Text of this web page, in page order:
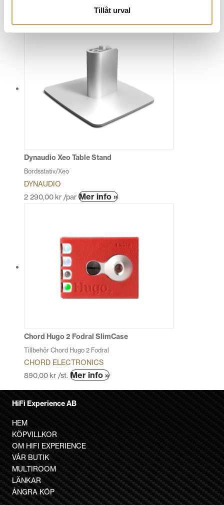
Tillåt urval
Dynaudio Xeo Table Stand
Bordsstativ/Xeo
DYNAUDIO
2 290,00 kr /par Mer info »Den
flera
varianter.
De
olika
kan
produktsidan
Chord Hugo 2 Fodral SlimCase
Tillbehör Chord Hugo 2 Fodral
CHORD ELECTRONICS
890,00 kr /st. Mer info »Den
varianter.
De
olika
alternativen
kan
väljas
på
HiFi Experience AB
HEM
KÖPVILLKOR
OM HIFI EXPERIENCE
VÅR BUTIK
MULTIROOM
LÄNKAR
ÅNGRA KÖP